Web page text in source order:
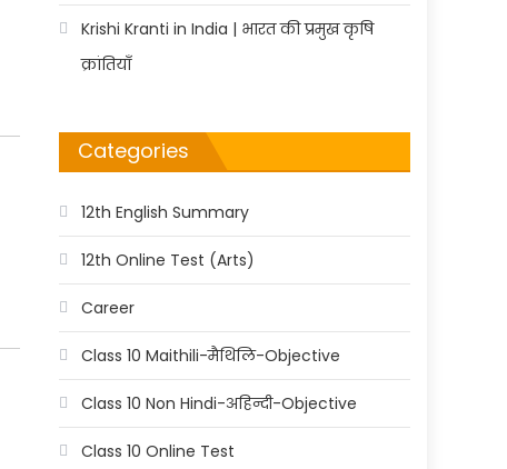
Krishi Kranti in India | भारत की प्रमुख कृषि
क्रांतियाँ
Categories
12th English Summary
12th Online Test (Arts)
Career
Class 10 Maithili-मैथिलि-Objective
Class 10 Non Hindi-अहिन्दी-Objective
Class 10 Online Test